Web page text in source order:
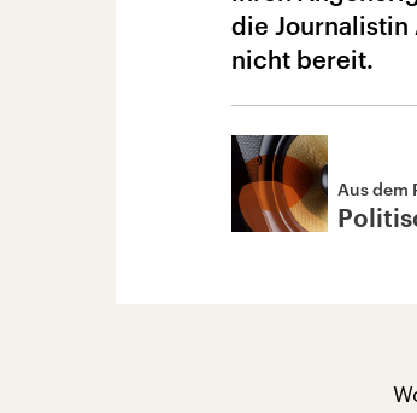
die Journalistin
nicht bereit.
Aus dem